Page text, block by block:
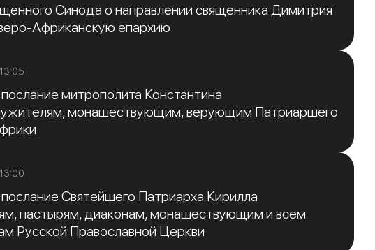
Синода о направлении священника Димитрия
Африканскую епархию
митрополита Константина
монашествующим, верующим Патриаршего
Святейшего Патриарха Кирилла
пастырям, диаконам, монашествующим и всем
Русской Православной Церкви